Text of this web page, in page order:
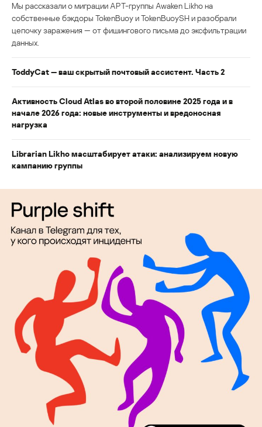
Мы рассказали о миграции APT-группы Awaken Likho на
собственные бэкдоры TokenBuoy и TokenBuoySH и разобрали
цепочку заражения — от фишингового письма до эксфильтрации
данных.
ToddyCat — ваш скрытый почтовый ассистент. Часть 2
Активность Cloud Atlas во второй половине 2025 года и в
начале 2026 года: новые инструменты и вредоносная
нагрузка
Librarian Likho масштабирует атаки: анализируем новую
кампанию группы